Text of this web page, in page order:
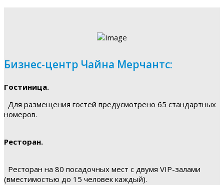
Бизнес-центр Чайна Мерчантс:
Гостиница.
Для размещения гостей предусмотрено 65 стандартных
номеров.
Ресторан.
Ресторан на 80 посадочных мест с двумя VIP-залами
(вместимостью до 15 человек каждый).